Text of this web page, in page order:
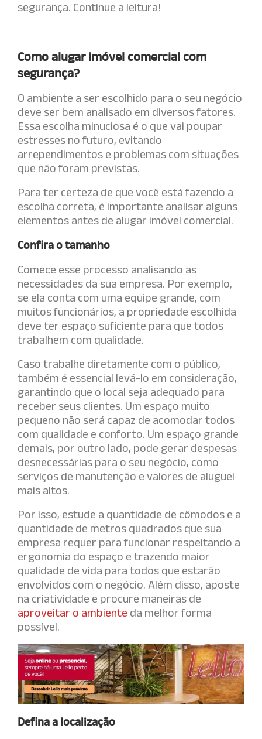
segurança. Continue a leitura!
Como alugar imóvel comercial com
segurança?
O ambiente a ser escolhido para o seu negócio
deve ser bem analisado em diversos fatores.
Essa escolha minuciosa é o que vai poupar
estresses no futuro, evitando
arrependimentos e problemas com situações
que não foram previstas.
Para ter certeza de que você está fazendo a
escolha correta, é importante analisar alguns
elementos antes de alugar imóvel comercial.
Confira o tamanho
Comece esse processo analisando as
necessidades da sua empresa. Por exemplo,
se ela conta com uma equipe grande, com
muitos funcionários, a propriedade escolhida
deve ter espaço suficiente para que todos
trabalhem com qualidade.
Caso trabalhe diretamente com o público,
também é essencial levá-lo em consideração,
garantindo que o local seja adequado para
receber seus clientes. Um espaço muito
pequeno não será capaz de acomodar todos
com qualidade e conforto. Um espaço grande
demais, por outro lado, pode gerar despesas
desnecessárias para o seu negócio, como
serviços de manutenção e valores de aluguel
mais altos.
Por isso, estude a quantidade de cômodos e a
quantidade de metros quadrados que sua
empresa requer para funcionar respeitando a
ergonomia do espaço e trazendo maior
qualidade de vida para todos que estarão
envolvidos com o negócio. Além disso, aposte
na criatividade e procure maneiras de
aproveitar o ambiente da melhor forma
possível.
Defina a localização